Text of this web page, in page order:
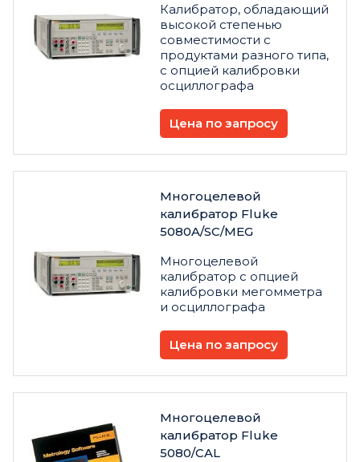
Калибратор, обладающий
высокой степенью
совместимости с
продуктами разного типа,
с опцией калибровки
осциллографа
Цена по запросу
Многоцелевой
калибратор Fluke
5080A/SC/MEG
Многоцелевой
калибратор с опцией
калибровки мегомметра
и осциллографа
Цена по запросу
Многоцелевой
калибратор Fluke
5080/CAL